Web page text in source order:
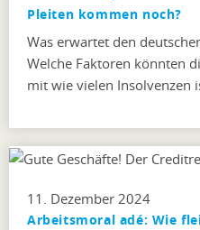
Pleiten kommen noch?
Was erwartet den
Welche Faktoren könnten
mit wie vielen Insolvenzen
11. Dezember 2024
Arbeitsmoral adé: Wie